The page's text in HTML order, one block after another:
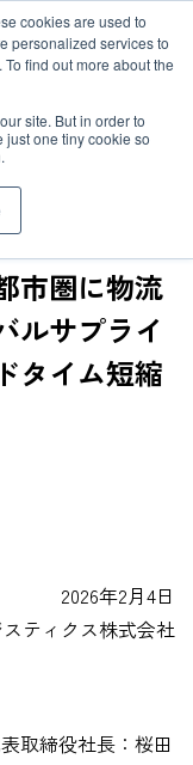
cookies are used to
personalized services to
find out more about the
site. But in order to
just one tiny cookie so
に物流センターを開設～
市圏に物流
ルサプライ
タイム短縮
2026年2月4日
ティクス株式会社
取締役社長：桜田